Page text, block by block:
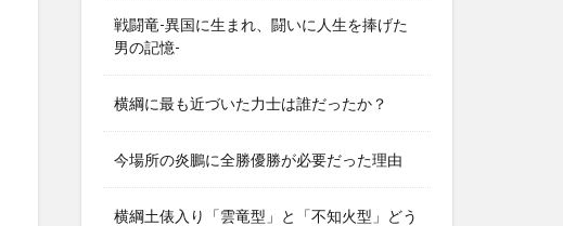
戦闘竜-異国に生まれ、闘いに人生を捧げた
男の記憶-
横綱に最も近づいた力士は誰だったか？
今場所の炎鵬に全勝優勝が必要だった理由
横綱土俵入り「雲竜型」と「不知火型」どう